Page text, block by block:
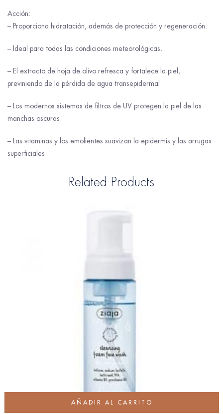
Acción:
– Proporciona hidratación, además de protección y regeneración.
– Ideal para todas las condiciones meteorológicas.
– El extracto de hoja de olivo refresca y fortalece la piel,
previniendo de la pérdida de agua transepidermal
– Los modernos sistemas de filtros de UV protegen la piel de las
manchas oscuras.
– Las vitaminas y los emolientes suavizan la epidermis y las arrugas
superficiales.
Related Products
AÑADIR AL CARRITO